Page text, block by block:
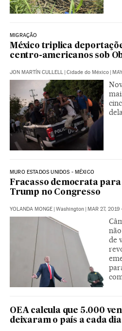
MIGRAÇÃO
México triplica
centro-americanos sob
JON MARTÍN CULLELL | Cidade do México |
MURO ESTADOS UNIDOS - MÉXICO
Fracasso democrata
Trump no Congresso
YOLANDA MONGE | Washington | MAR 27, 2019
de
OEA calcula que 5.000
deixaram o país a cada dia